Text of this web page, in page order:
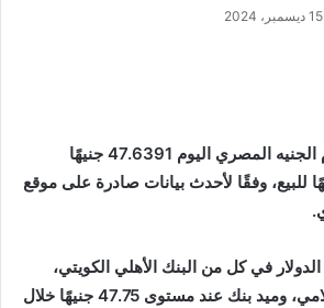
15 ديسمبر، 2024
سجل سعر الدولار أمام الجنيه المصري اليوم 47.6391 جنيهًا
و47.7791 جنيهًا للبيع، وفقًا لأحدث بيانات صادرة على موقع
في كل من البنك الأهلي الكويتي،
ومصرف أبوظبي الإسلامي، وميد بنك عند مستوى 47.75 جنيهًا خلال